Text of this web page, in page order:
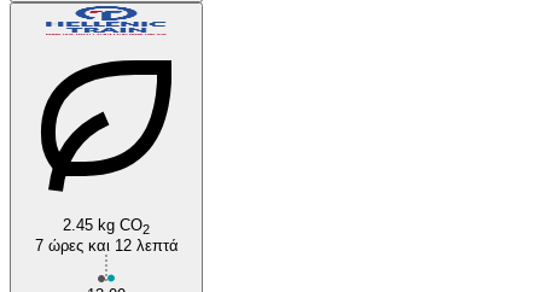
2.45 kg CO2
7 ώρες και 12 λεπτά